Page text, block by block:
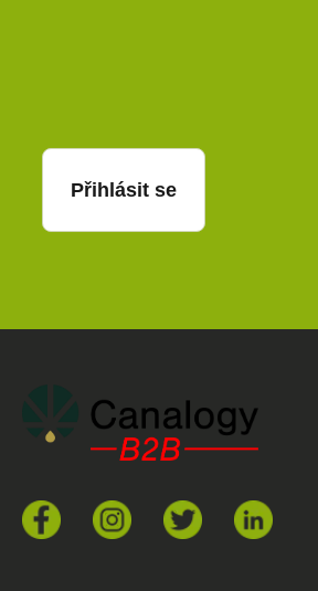
Přihlásit se